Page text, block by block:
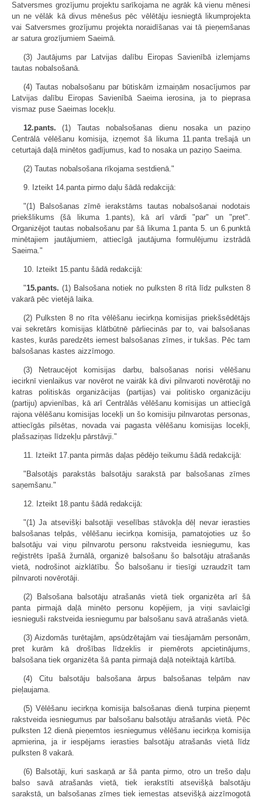
Satversmes grozījumu projektu sarīkojama ne agrāk kā vienu mēnesi
un ne vēlāk kā divus mēnešus pēc vēlētāju iesniegtā likumprojekta
vai Satversmes grozījumu projekta noraidīšanas vai tā pieņemšanas
ar satura grozījumiem Saeimā.
(3) Jautājums par Latvijas dalību Eiropas Savienībā izlemjams
tautas nobalsošanā.
(4) Tautas nobalsošanu par būtiskām izmaiņām nosacījumos par
Latvijas dalību Eiropas Savienībā Saeima ierosina, ja to pieprasa
vismaz puse Saeimas locekļu.
12.pants. (1) Tautas nobalsošanas dienu nosaka un paziņo
Centrālā vēlēšanu komisija, izņemot šā likuma 11.panta trešajā un
ceturtajā daļā minētos gadījumus, kad to nosaka un paziņo Saeima.
(2) Tautas nobalsošana rīkojama sestdienā."
9. Izteikt 14.panta pirmo daļu šādā redakcijā:
"(1) Balsošanas zīmē ierakstāms tautas nobalsošanai nodotais
priekšlikums (šā likuma 1.pants), kā arī vārdi "par" un "pret".
Organizējot tautas nobalsošanu par šā likuma 1.panta 5. un 6.punktā
minētajiem jautājumiem, attiecīgā jautājuma formulējumu izstrādā
Saeima."
10. Izteikt 15.pantu šādā redakcijā:
"15.pants. (1) Balsošana notiek no pulksten 8 rītā līdz pulksten 8
vakarā pēc vietējā laika.
(2) Pulksten 8 no rīta vēlēšanu iecirkņa komisijas priekšsēdētājs
vai sekretārs komisijas klātbūtnē pārliecinās par to, vai balsošanas
kastes, kurās paredzēts iemest balsošanas zīmes, ir tukšas. Pēc tam
balsošanas kastes aizzīmogo.
(3) Netraucējot komisijas darbu, balsošanas norisi vēlēšanu
iecirknī vienlaikus var novērot ne vairāk kā divi pilnvaroti novērotāji no
katras politiskās organizācijas (partijas) vai politisko organizāciju
(partiju) apvienības, kā arī Centrālās vēlēšanu komisijas un attiecīgā
rajona vēlēšanu komisijas locekļi un šo komisiju pilnvarotas personas,
attiecīgās pilsētas, novada vai pagasta vēlēšanu komisijas locekļi,
plašsaziņas līdzekļu pārstāvji."
11. Izteikt 17.panta pirmās daļas pēdējo teikumu šādā redakcijā:
"Balsotājs parakstās balsotāju sarakstā par balsošanas zīmes
saņemšanu."
12. Izteikt 18.pantu šādā redakcijā:
"(1) Ja atsevišķi balsotāji veselības stāvokļa dēļ nevar ierasties
balsošanas telpās, vēlēšanu iecirkņa komisija, pamatojoties uz šo
balsotāju vai viņu pilnvarotu personu rakstveida iesniegumu, kas
reģistrēts īpašā žurnālā, organizē balsošanu šo balsotāju atrašanās
vietā, nodrošinot aizklātību. Šo balsošanu ir tiesīgi uzraudzīt tam
pilnvaroti novērotāji.
(2) Balsošana balsotāju atrašanās vietā tiek organizēta arī šā
panta pirmajā daļā minēto personu kopējiem, ja viņi savlaicīgi
iesnieguši rakstveida iesniegumu par balsošanu savā atrašanās vietā.
(3) Aizdomās turētajām, apsūdzētajām vai tiesājamām personām,
pret kurām kā drošības līdzeklis ir piemērots apcietinājums,
balsošana tiek organizēta šā panta pirmajā daļā noteiktajā kārtībā.
(4) Citu balsotāju balsošana ārpus balsošanas telpām nav
pieļaujama.
(5) Vēlēšanu iecirkņa komisija balsošanas dienā turpina pieņemt
rakstveida iesniegumus par balsošanu balsotāju atrašanās vietā. Pēc
pulksten 12 dienā pieņemtos iesniegumus vēlēšanu iecirkņa komisija
apmierina, ja ir iespējams ierasties balsotāju atrašanās vietā līdz
pulksten 8 vakarā.
(6) Balsotāji, kuri saskaņā ar šā panta pirmo, otro un trešo daļu
balso savā atrašanās vietā, tiek ierakstīti atsevišķā balsotāju
sarakstā, un balsošanas zīmes tiek iemestas atsevišķā aizzīmogotā